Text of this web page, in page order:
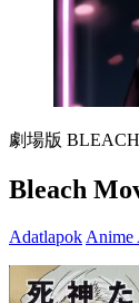
劇場版
Bleach
Adatlapok Anime